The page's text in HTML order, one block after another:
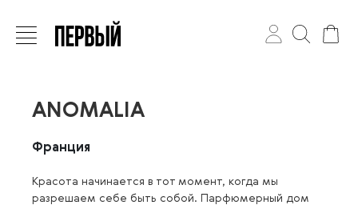
ANOMALIA
Франция
Красота начинается в тот момент, когда мы
разрешаем себе быть собой. Парфюмерный дом